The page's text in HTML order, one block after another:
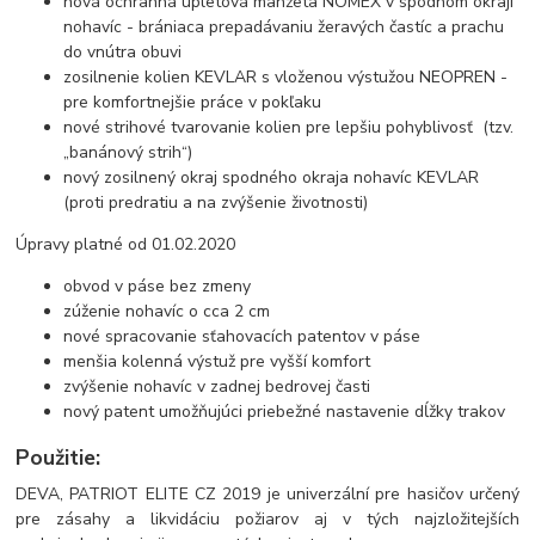
nohavíc - brániaca prepadávaniu žeravých častíc a prachu
do vnútra obuvi
zosilnenie kolien KEVLAR s vloženou výstužou NEOPREN -
pre komfortnejšie práce v pokľaku
nové strihové tvarovanie kolien pre lepšiu pohyblivosť (tzv.
„banánový strih“)
nový zosilnený okraj spodného okraja nohavíc KEVLAR
(proti predratiu a na zvýšenie životnosti)
Úpravy platné od 01.02.2020
obvod v páse bez zmeny
zúženie nohavíc o cca 2 cm
nové spracovanie sťahovacích patentov v páse
menšia kolenná výstuž pre vyšší komfort
zvýšenie nohavíc v zadnej bedrovej časti
nový patent umožňujúci priebežné nastavenie dĺžky trakov
Použitie:
DEVA, PATRIOT ELITE CZ 2019 je univerzální pre hasičov určený
pre zásahy a likvidáciu požiarov aj v tých najzložitejších